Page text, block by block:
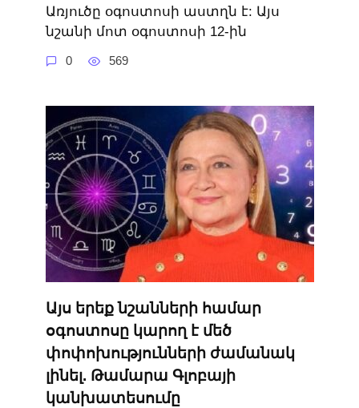
Առյուծը օգոստոսի աստղն է: Այս
նշանի մոտ օգոստոսի 12-ին
0 569
Այս երեք նշանների համար
օգոստոսը կարող է մեծ
փոփոխությունների ժամանակ
լինել. Թամարա Գլոբայի
կանխատեսումը